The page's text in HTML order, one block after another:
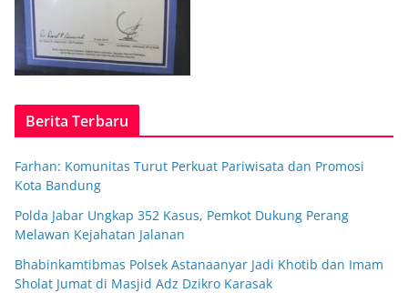
Berita Terbaru
Farhan: Komunitas Turut Perkuat Pariwisata dan Promosi
Kota Bandung
Polda Jabar Ungkap 352 Kasus, Pemkot Dukung Perang
Melawan Kejahatan Jalanan
Bhabinkamtibmas Polsek Astanaanyar Jadi Khotib dan Imam
Sholat Jumat di Masjid Adz Dzikro Karasak